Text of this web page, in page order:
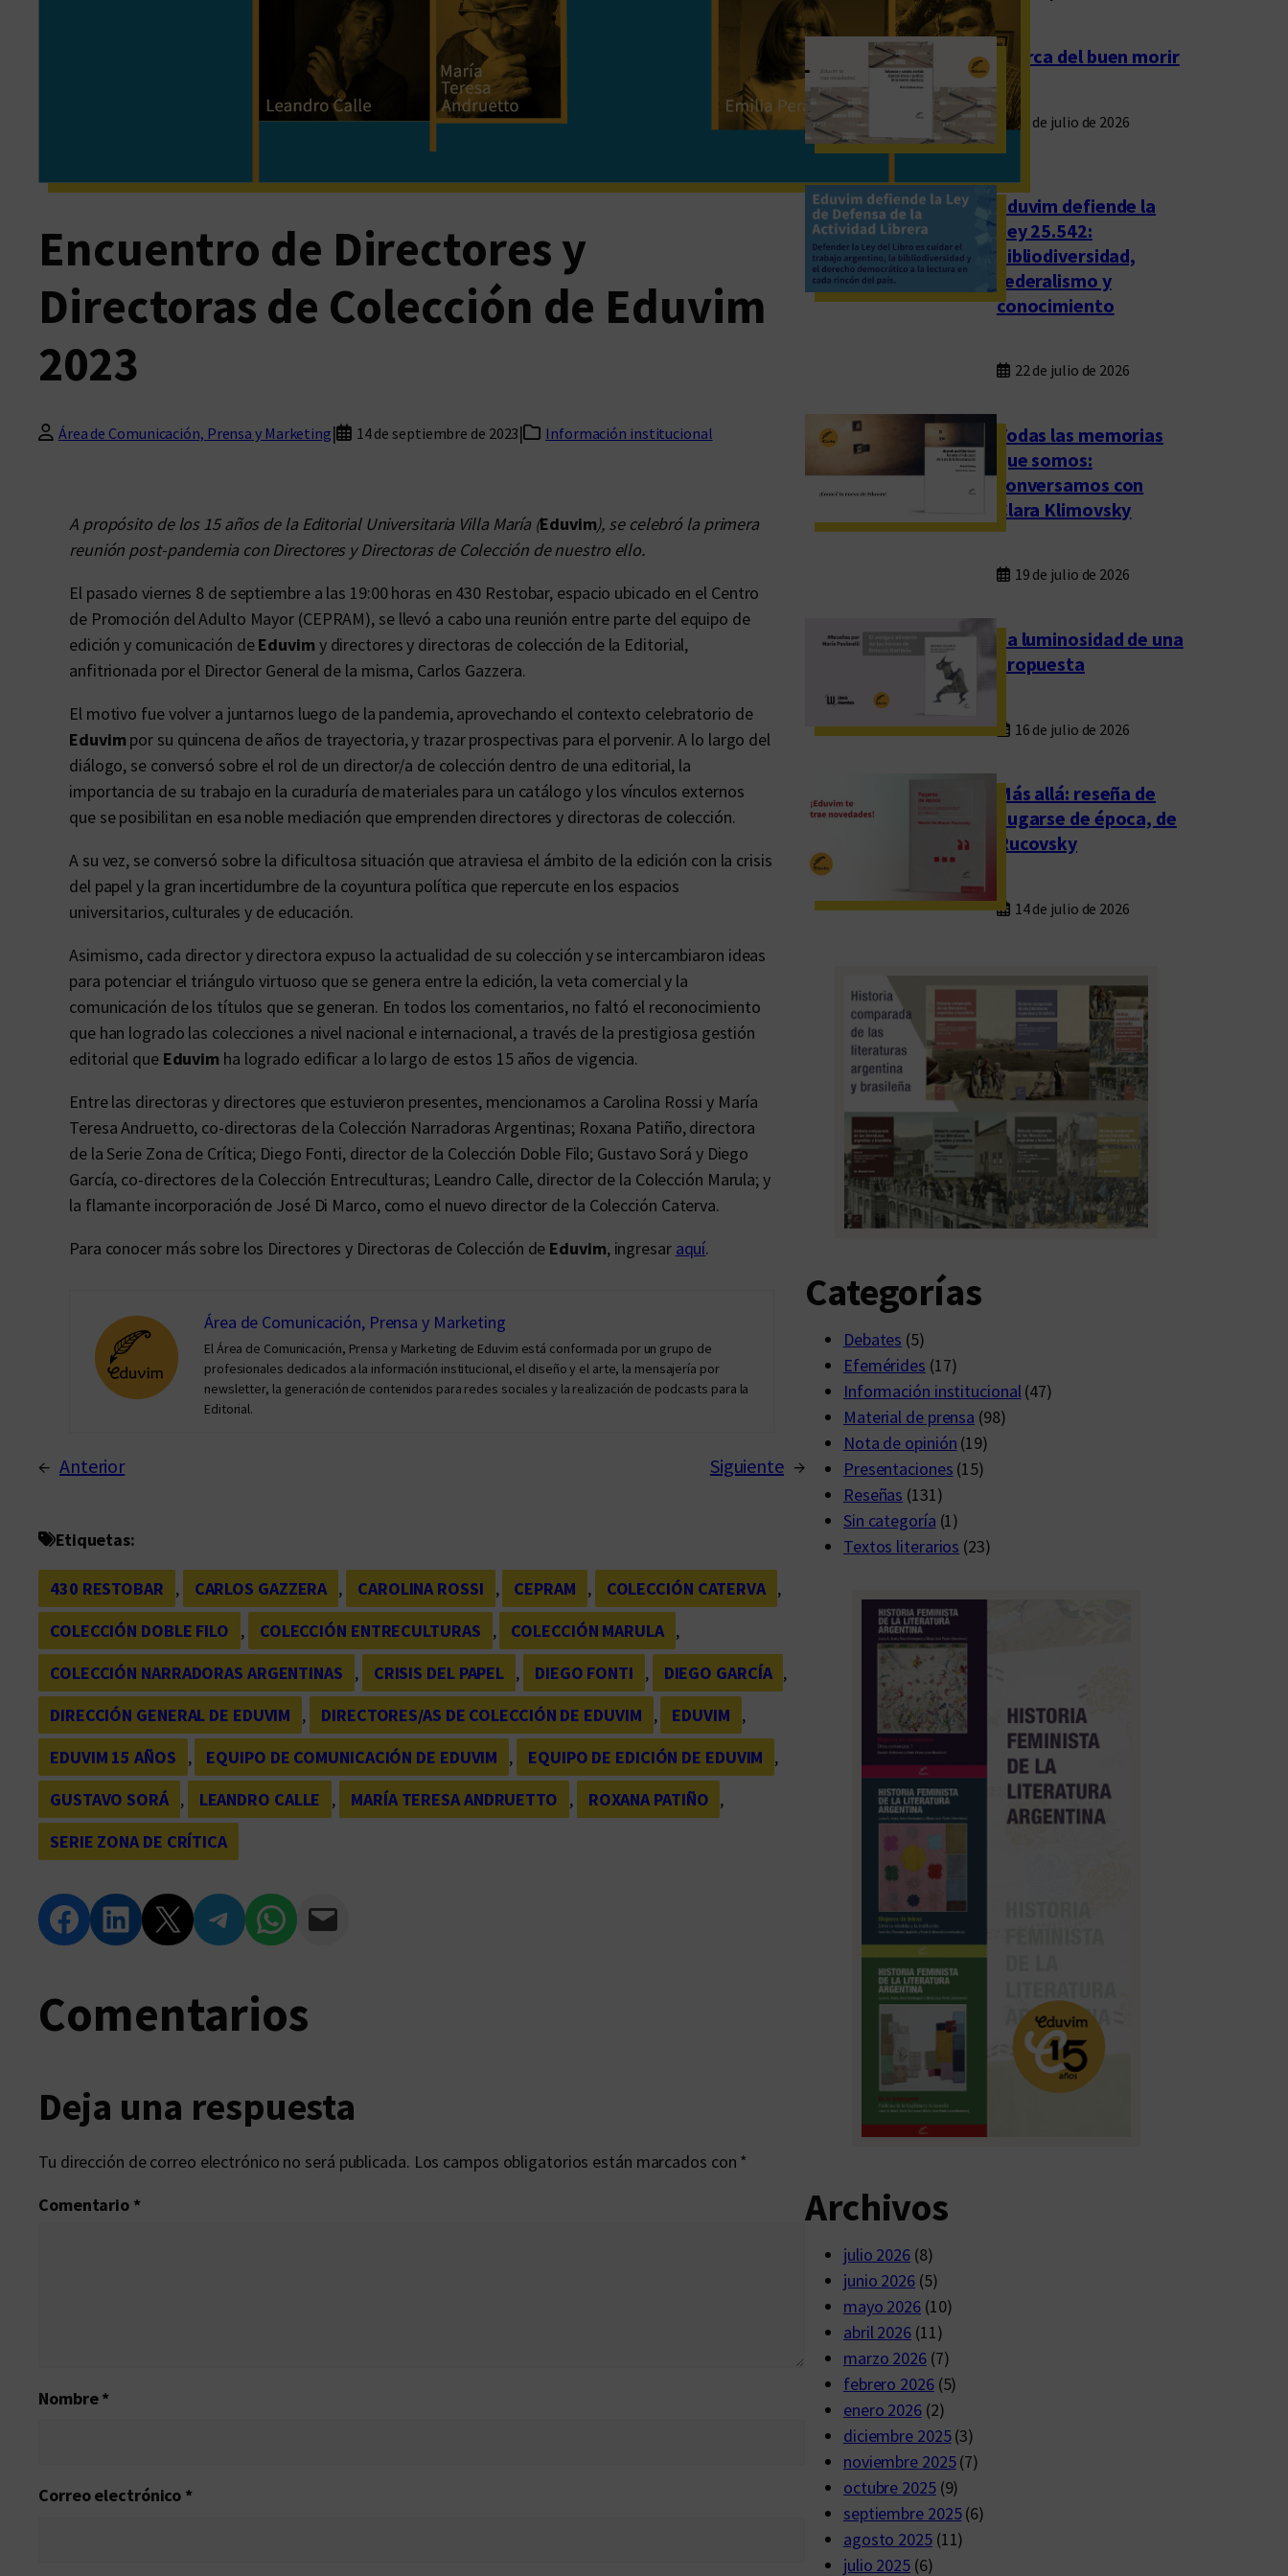
Encuentro de Directores y
Directoras de Colección de Eduvim
2023
Área de Comunicación, Prensa y Marketing| 14 de septiembre de 2023| Información institucional
A propósito de los 15 años de la Editorial Universitaria Villa María (Eduvim), se celebró la primera
reunión post-pandemia con Directores y Directoras de Colección de nuestro ello.
El pasado viernes 8 de septiembre a las 19:00 horas en 430 Restobar, espacio ubicado en el Centro
de Promoción del Adulto Mayor (CEPRAM), se llevó a cabo una reunión entre parte del equipo de
edición y comunicación deEduvim y directores y directoras de colección de la Editorial,
anfitrionada por el Director General de la misma, Carlos Gazzera.
El motivo fue volver a juntarnos luego de la pandemia, aprovechando el contexto celebratorio de
Eduvim por su quincena de años de trayectoria, y trazar prospectivas para el porvenir. A lo largo del
diálogo, se conversó sobre el rol de un director/a de colección dentro de una editorial, la
importancia de su trabajo en la curaduría de materiales para un catálogo y los vínculos externos
que se posibilitan en esa noble mediación que emprenden directores y directoras de colección.
A su vez, se conversó sobre la dificultosa situación que atraviesa el ámbito de la edición con la crisis
del papel y la gran incertidumbre de la coyuntura política que repercute en los espacios
universitarios, culturales y de educación.
Asimismo, cada director y directora expuso la actualidad de su colección y se intercambiaron ideas
para potenciar el triángulo virtuoso que se genera entre la edición, la veta comercial y la
comunicación de los títulos que se generan. En todos los comentarios, no faltó el reconocimiento
que han logrado las colecciones a nivel nacional e internacional, a través de la prestigiosa gestión
editorial que Eduvim ha logrado edificar a lo largo de estos 15 años de vigencia.
Entre las directoras y directores que estuvieron presentes, mencionamos a Carolina Rossi y María
Teresa Andruetto, co-directoras de la Colección Narradoras Argentinas; Roxana Patiño, directora
de la Serie Zona de Crítica; Diego Fonti, director de la Colección Doble Filo; Gustavo Sorá y Diego
García, co-directores de la Colección Entreculturas; Leandro Calle, director de la Colección Marula; y
la flamante incorporación de José Di Marco, como el nuevo director de la Colección Caterva.
Para conocer más sobre los Directores y Directoras de Colección de Eduvim, ingresar aquí.
Área de Comunicación, Prensa y Marketing
El Área de Comunicación, Prensa y Marketing de Eduvim está conformada por un grupo de
profesionales dedicados a la información institucional, el diseño y el arte, la mensajería por
newsletter, la generación de contenidos para redes sociales y la realización de podcasts para la
Editorial.
← Anterior Siguiente →
Etiquetas:
430 RESTOBAR , CARLOS GAZZERA , CAROLINA ROSSI , CEPRAM , COLECCIÓN CATERVA ,
COLECCIÓN DOBLE FILO
, COLECCIÓN ENTRECULTURAS , COLECCIÓN MARULA ,
COLECCIÓN NARRADORAS ARGENTINAS
, CRISIS DEL PAPEL , DIEGO FONTI , DIEGO GARCÍA ,
DIRECCIÓN GENERAL DE EDUVIM
, DIRECTORES/AS DE COLECCIÓN DE EDUVIM , EDUVIM
,
EDUVIM 15 AÑOS
, EQUIPO DE COMUNICACIÓN DE EDUVIM , EQUIPO DE EDICIÓN DE EDUVIM
,
GUSTAVO SORÁ , LEANDRO CALLE , MARÍA TERESA ANDRUETTO , ROXANA PATIÑO ,
SERIE ZONA DE CRÍTICA
Compartir en Facebook Compartir en LinkedIn Compartir en Twitter Compartir en Telegram Compartir en WhatsApp Compartir vía Email
Comentarios
Deja una respuesta
Tu dirección de correo electrónico no será publicada. Los campos obligatorios están marcados con *
Comentario *
Nombre*
Correo electrónico *
Acerca del buen morir
23 de julio de 2026
Eduvim defiende la
Ley 25.542:
bibliodiversidad,
federalismo y
conocimiento
22 de julio de 2026
Todas las memorias
que somos:
conversamos con
Clara Klimovsky
19 de julio de 2026
La luminosidad de una
propuesta
16 de julio de 2026
Más allá: reseña de
Fugarse de época, de
Rucovsky
14 de julio de 2026
Categorías
Debates (5)
Efemérides (17)
Información institucional(47)
Material de prensa (98)
Nota de opinión (19)
Presentaciones (15)
Reseñas (131)
Sin categoría (1)
Textos literarios (23)
Archivos
julio 2026(8)
junio 2026(5)
mayo 2026 (10)
abril 2026(11)
marzo 2026(7)
febrero 2026(5)
enero 2026(2)
diciembre 2025(3)
noviembre 2025(7)
octubre 2025(9)
septiembre 2025(6)
agosto 2025(11)
julio 2025(6)